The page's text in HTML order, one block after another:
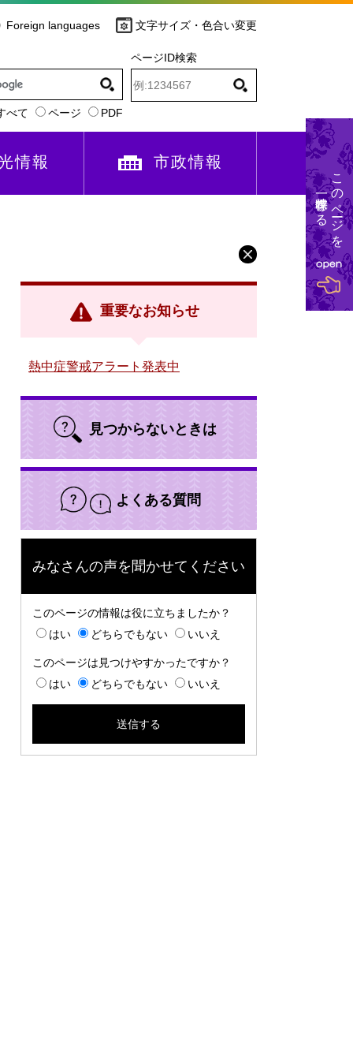
Foreign languages 文字サイズ・色合い変更
べて ページ PDF
ページID検索
情報 市政情報
重要なお知らせ
熱中症警戒アラート発表中
見つからないときは
よくある質問
みなさんの声を聞かせてください
このページの情報は役に立ちましたか？
はい
どちらでもない いいえ
このページは見つけやすかったですか？
はい
どちらでもない いいえ
このページを
一時保存する